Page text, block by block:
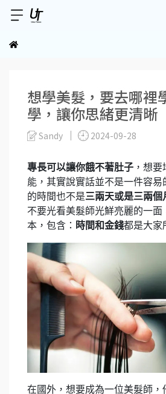
想學美髮，要去哪裡
學，讓你思緒更清晰
Sandy 2024-09-28
專長可以讓你餓不著肚子 ，想
能，其實說實話並不是一件容易
的時間也不是三兩天或是三兩個
不要光看美髮師光鮮亮麗的一面
本，包含： 時間和金錢都是大家
在國外，想要成為一位美髮師，